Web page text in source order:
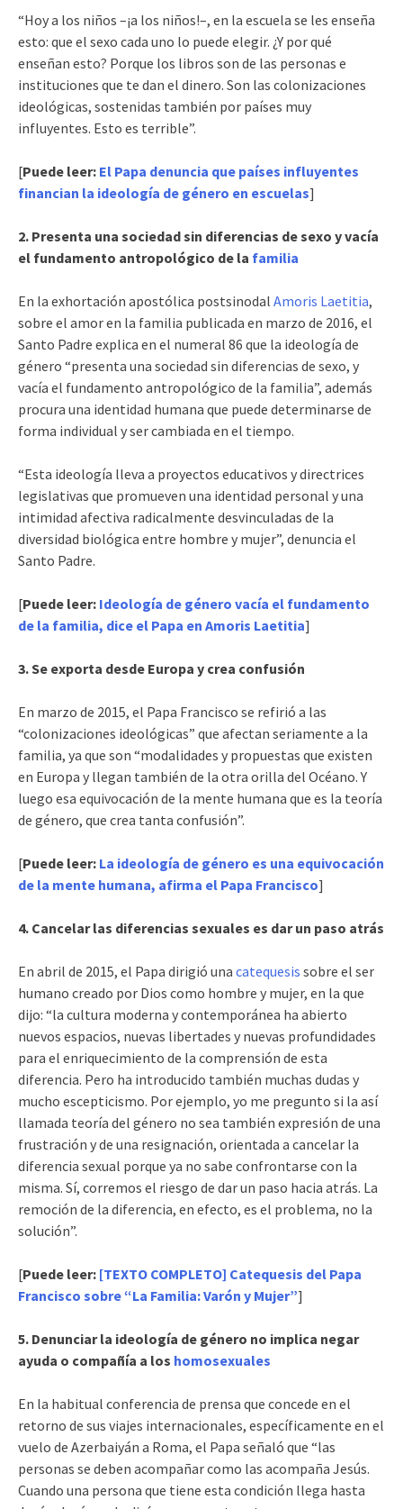
“Hoy a los niños –¡a los niños!–, en la escuela se les enseña
esto: que el sexo cada uno lo puede elegir. ¿Y por qué
enseñan esto? Porque los libros son de las personas e
instituciones que te dan el dinero. Son las colonizaciones
ideológicas, sostenidas también por países muy
influyentes. Esto es terrible”.
[Puede leer: El Papa denuncia que países influyentes
financian la ideología de género en escuelas]
2. Presenta una sociedad sin diferencias de sexo y vacía
el fundamento antropológico de la familia
En la exhortación apostólica postsinodal Amoris Laetitia,
sobre el amor en la familia publicada en marzo de 2016, el
Santo Padre explica en el numeral 86 que la ideología de
género “presenta una sociedad sin diferencias de sexo, y
vacía el fundamento antropológico de la familia”, además
procura una identidad humana que puede determinarse de
forma individual y ser cambiada en el tiempo.
“Esta ideología lleva a proyectos educativos y directrices
legislativas que promueven una identidad personal y una
intimidad afectiva radicalmente desvinculadas de la
diversidad biológica entre hombre y mujer”, denuncia el
Santo Padre.
[Puede leer: Ideología de género vacía el fundamento
de la familia, dice el Papa en Amoris Laetitia]
3. Se exporta desde Europa y crea confusión
En marzo de 2015, el Papa Francisco se refirió a las
“colonizaciones ideológicas” que afectan seriamente a la
familia, ya que son “modalidades y propuestas que existen
en Europa y llegan también de la otra orilla del Océano. Y
luego esa equivocación de la mente humana que es la teoría
de género, que crea tanta confusión”.
[Puede leer: La ideología de género es una equivocación
de la mente humana, afirma el Papa Francisco]
4. Cancelar las diferencias sexuales es dar un paso atrás
En abril de 2015, el Papa dirigió una catequesis sobre el ser
humano creado por Dios como hombre y mujer, en la que
dijo: “la cultura moderna y contemporánea ha abierto
nuevos espacios, nuevas libertades y nuevas profundidades
para el enriquecimiento de la comprensión de esta
diferencia. Pero ha introducido también muchas dudas y
mucho escepticismo. Por ejemplo, yo me pregunto si la así
llamada teoría del género no sea también expresión de una
frustración y de una resignación, orientada a cancelar la
diferencia sexual porque ya no sabe confrontarse con la
misma. Sí, corremos el riesgo de dar un paso hacia atrás. La
remoción de la diferencia, en efecto, es el problema, no la
solución”.
[Puede leer: [TEXTO COMPLETO] Catequesis del Papa
Francisco sobre “La Familia: Varón y Mujer”]
5. Denunciar la ideología de género no implica negar
ayuda o compañía a los homosexuales
En la habitual conferencia de prensa que concede en el
retorno de sus viajes internacionales, específicamente en el
vuelo de Azerbaiyán a Roma, el Papa señaló que “las
personas se deben acompañar como las acompaña Jesús.
Cuando una persona que tiene esta condición llega hasta